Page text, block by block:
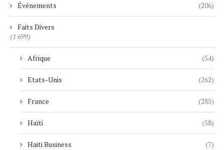
Événements (206)
Faits Divers
(1 699)
Afrique (54)
Etats-Unis (262)
France (285)
Haïti (58)
Haiti Business (7)